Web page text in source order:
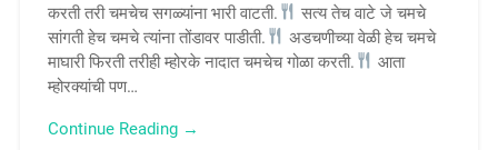
करती तरी चमचेच सगळ्यांना भारी वाटती.
सत्य तेच वाटे जे चमचे
सांगती हेच चमचे त्यांना तोंडावर पाडीती.
अडचणीच्या वेळी हेच चमचे
माघारी फिरती तरीही म्होरके नादात चमचेच गोळा करती.
आता
म्होरक्यांची पण…
Continue Reading →